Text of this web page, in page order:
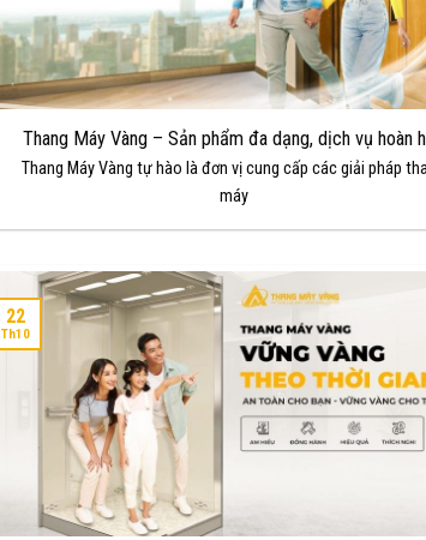
Thang Máy Vàng – Sản phẩm đa dạng, dịch vụ hoàn
Thang Máy Vàng tự hào là đơn vị cung cấp các giải pháp
máy
22
Th10